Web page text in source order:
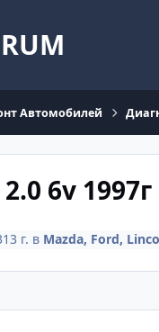
Автомобилей
6v
13 г. в Mazda, Ford,